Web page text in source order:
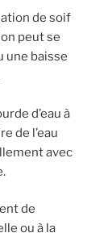
de soif
peut se
une baisse
d’eau à
de l’eau
avec
de
ou à la